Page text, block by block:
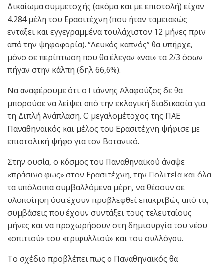
Δικαίωμα συμμετοχής (ακόμα και με επιστολή) είχαν
4.284 μέλη του Ερασιτέχνη (που ήταν ταμειακώς
εντάξει και εγγεγραμμένα τουλάχιστον 12 μήνες πριν
από την ψηφοφορία). “Λευκός καπνός” θα υπήρχε,
μόνο σε περίπτωση που θα έλεγαν «ναι» τα 2/3 όσων
πήγαν στην κάλπη (δηλ 66,6%).
Να αναφέρουμε ότι ο Γιάννης Αλαφούζος δε θα
μπορούσε να λείψει από την εκλογική διαδικασία για
τη Διπλή Ανάπλαση. Ο μεγαλομέτοχος της ΠΑΕ
Παναθηναϊκός και μέλος του Ερασιτέχνη ψήφισε με
επιστολική ψήφο για τον Βοτανικό.
Στην ουσία, ο κόσμος του Παναθηναϊκού άναψε
«πράσινο φως» στον Ερασιτέχνη, την Πολιτεία και όλα
τα υπόλοιπα συμβαλλόμενα μέρη, να θέσουν σε
υλοποίηση όσα έχουν προβλεφθεί επακριβώς από τις
συμβάσεις που έχουν συντάξει τους τελευταίους
μήνες και να προχωρήσουν στη δημιουργία του νέου
«σπιτιού» του «τριφυλλιού» και του συλλόγου.
Το σχέδιο προβλέπει πως ο Παναθηναϊκός θα